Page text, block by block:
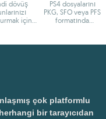
dövüş
için
PS4 dosyalarını
PKG, SFO veya PFS
formatında
çok platformlu
bir tarayıcıdan